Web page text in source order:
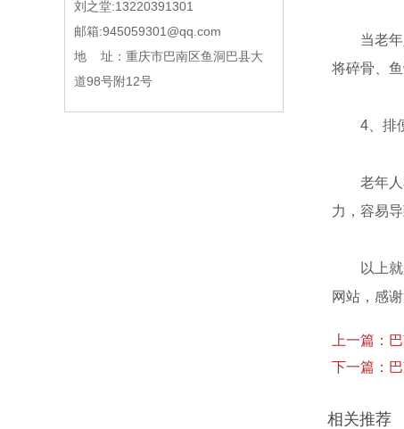
刘之堂:13220391301
邮箱:945059301@qq.com
地 址：重庆市巴南区鱼洞巴县大
道98号附12号
当老年人
将碎骨、
4、排
老年人容
力，容易
以上就是
网站，感
上一篇：
下一篇：
相关推荐